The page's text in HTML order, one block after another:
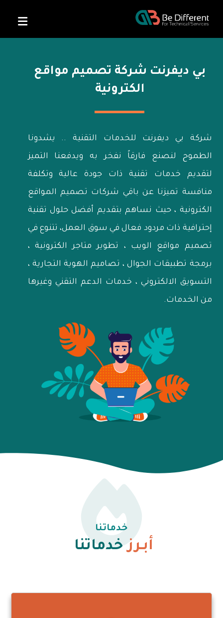
بي ديفرنت شركة تصميم مواقع
الكترونية
شركة بي ديفرنت للخدمات التقنية .. يشدونا
الطموح لنصنع فارقاً نفخر به ويدفعنا التميز
لتقديم خدمات تقنية ذات جودة عالية وتكلفة
منافسة تميزنا عن باقي شركات تصميم المواقع
الكترونية ، حيث نساهم بتقديم أفضل حلول تقنية
إحترافية ذات مردود فعال في سوق العمل، تتنوع في
تصميم مواقع الويب ، تطوير متاجر الكترونية ،
برمجة تطبيقات الجوال ، تصاميم الهوية التجارية ،
التسويق الالكتروني ، خدمات الدعم التقني وغيرها
من الخدمات.
خدماتنا
أبـرزخدماتنا